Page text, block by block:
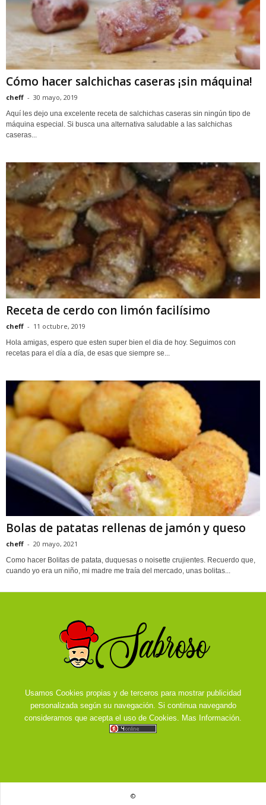
Cómo hacer salchichas caseras ¡sin máquina!
cheff - 30 mayo, 2019
Aquí les dejo una excelente receta de salchichas caseras sin ningún tipo de
máquina especial. Si busca una alternativa saludable a las salchichas
caseras...
Receta de cerdo con limón facilísimo
cheff - 11 octubre, 2019
Hola amigas, espero que esten super bien el dia de hoy. Seguimos con
recetas para el día a día, de esas que siempre se...
Bolas de patatas rellenas de jamón y queso
cheff - 20 mayo, 2021
Como hacer Bolitas de patata, duquesas o noisette crujientes. Recuerdo que,
cuando yo era un niño, mi madre me traía del mercado, unas bolitas...
Usamos Cookies propias y de terceros para mostrar publicidad
personalizada según su navegación. Si continua navegando
consideramos que acepta el uso de Cookies.
Mas Información.
©